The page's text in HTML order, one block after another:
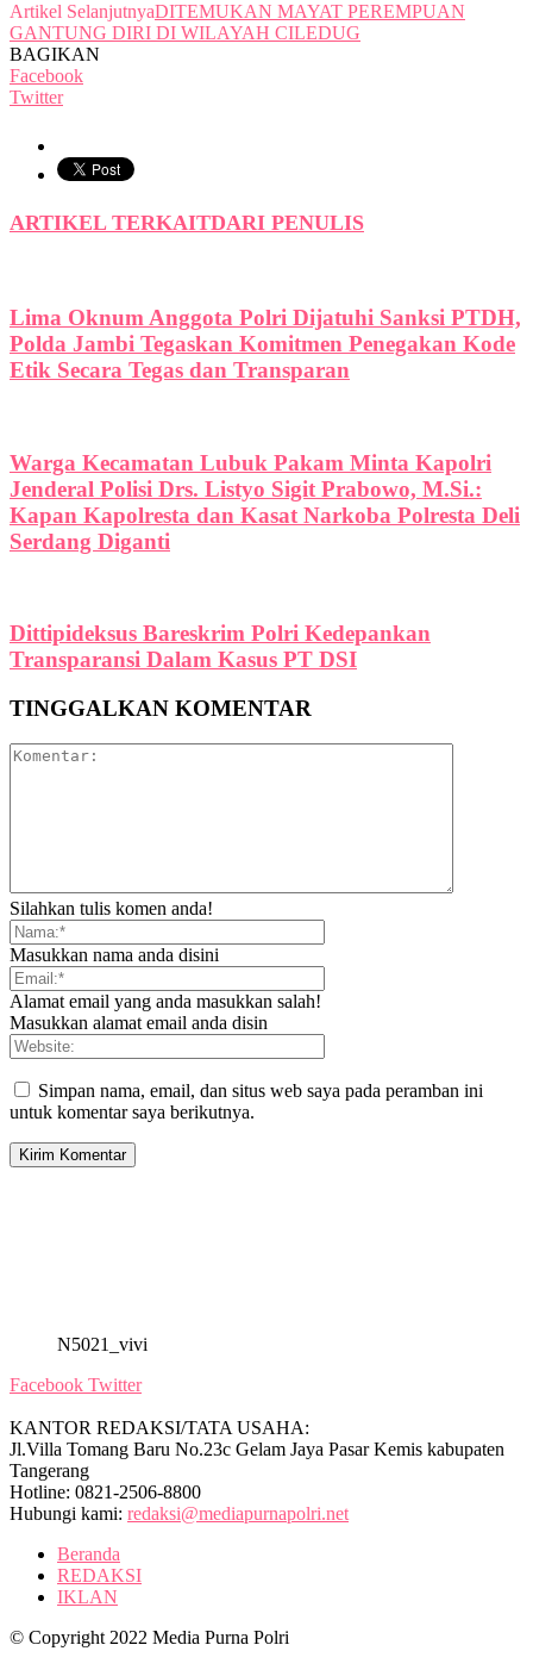
Artikel SelanjutnyaDITEMUKAN MAYAT PEREMPUAN
GANTUNG DIRI DI WILAYAH CILEDUG
BAGIKAN
Facebook
Twitter
ARTIKEL TERKAITDARI PENULIS
Lima Oknum Anggota Polri Dijatuhi Sanksi PTDH,
Polda Jambi Tegaskan Komitmen Penegakan Kode
Etik Secara Tegas dan Transparan
Warga Kecamatan Lubuk Pakam Minta Kapolri
Jenderal Polisi Drs. Listyo Sigit Prabowo, M.Si.:
Kapan Kapolresta dan Kasat Narkoba Polresta Deli
Serdang Diganti
Dittipideksus Bareskrim Polri Kedepankan
Transparansi Dalam Kasus PT DSI
TINGGALKAN KOMENTAR
Silahkan tulis komen anda!
Masukkan nama anda disini
Alamat email yang anda masukkan salah!
Masukkan alamat email anda disin
Simpan nama, email, dan situs web saya pada peramban ini
untuk komentar saya berikutnya.
N5021_vivi
Facebook Twitter
KANTOR REDAKSI/TATA USAHA:
Jl.Villa Tomang Baru No.23c Gelam Jaya Pasar Kemis kabupaten
Tangerang
Hotline: 0821-2506-8800
Hubungi kami: redaksi@mediapurnapolri.net
Beranda
REDAKSI
IKLAN
© Copyright 2022 Media Purna Polri